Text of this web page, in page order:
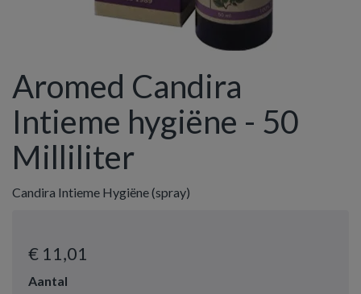
Aromed Candira
Intieme hygiëne - 50
Milliliter
Candira Intieme Hygiëne (spray)
€ 11,01
Aantal